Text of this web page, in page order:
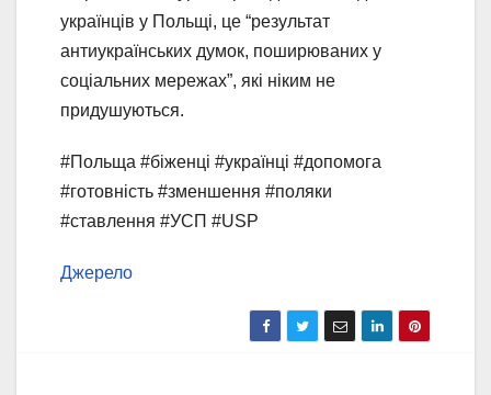
українців у Польщі, це “результат
антиукраїнських думок, поширюваних у
соціальних мережах”, які ніким не
придушуються.
#Польща #біженці #українці #допомога
#готовність #зменшення #поляки
#ставлення #УСП #USP
Джерело